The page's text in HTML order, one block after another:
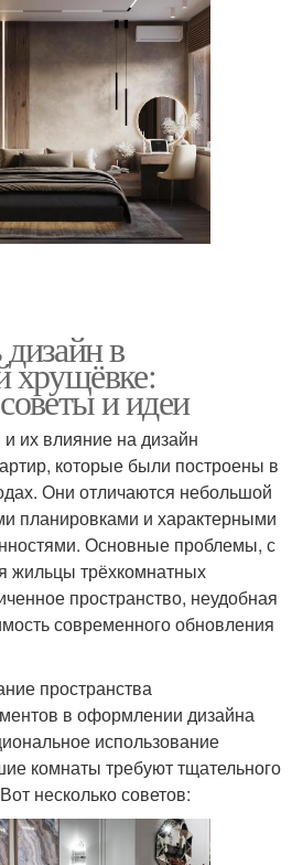
в
хрущёвке:
и идеи
их влияние на дизайн
которые были построены в
Они отличаются небольшой
планировками и характерными
Основные проблемы, с
жильцы трёхкомнатных
пространство, неудобная
современного обновления
пространства
в оформлении дизайна
использование
комнаты требуют тщательного
несколько советов: